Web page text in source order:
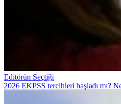
Editörün Seçtiği
2026 EKPSS tercihleri başladı mı?